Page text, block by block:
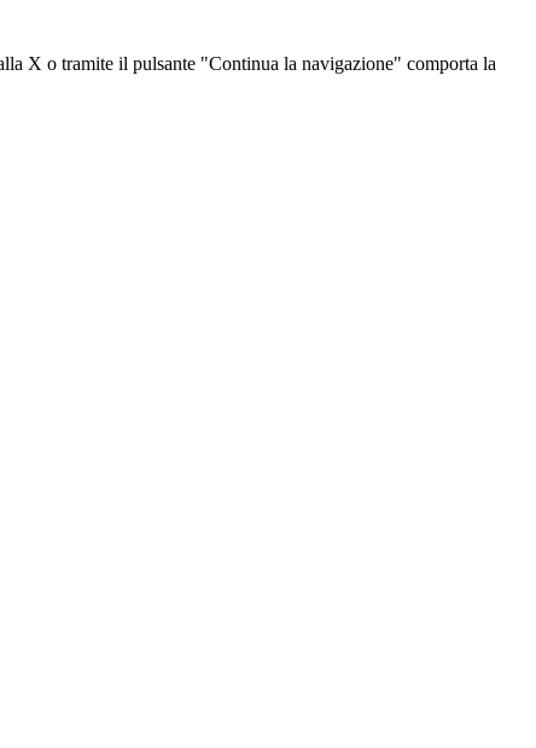
X o tramite il pulsante "Continua la navigazione" comporta la